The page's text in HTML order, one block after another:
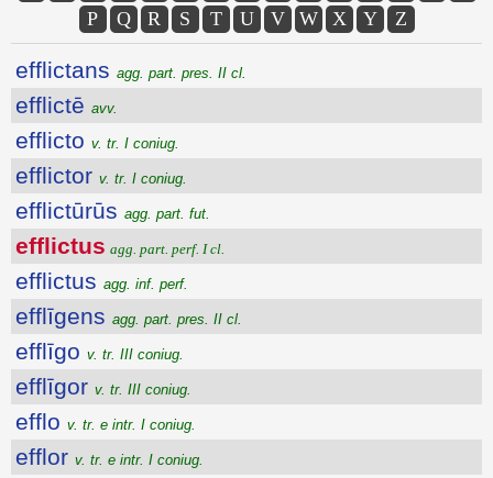
P
Q R S T U V W X Y Z
efflictans agg. part. pres. II cl.
efflictē avv.
efflicto v. tr. I coniug.
efflictor v. tr. I coniug.
efflictūrūs agg. part. fut.
efflictus agg. part. perf. I cl.
efflictus agg. inf. perf.
efflīgens agg. part. pres. II cl.
efflīgo v. tr. III coniug.
efflīgor v. tr. III coniug.
efflo v. tr. e intr. I coniug.
efflor v. tr. e intr. I coniug.